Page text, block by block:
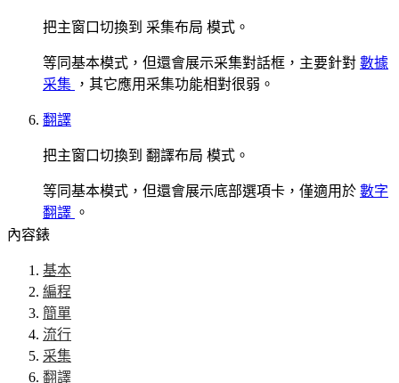
把主窗口切換到 采集布局 模式。
等同基本模式，但還會展示采集對話框，主要針對 數據
采集 ，其它應用采集功能相對很弱。
翻譯
把主窗口切換到 翻譯布局 模式。
等同基本模式，但還會展示底部選項卡，僅適用於 數字
翻譯 。
內容錶
基本
編程
簡單
流行
采集
翻譯